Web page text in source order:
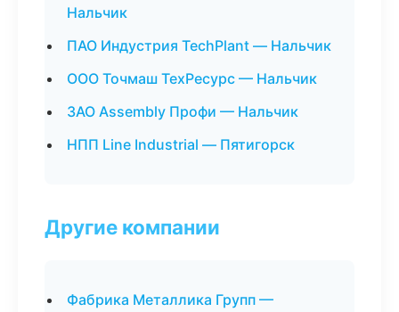
Нальчик
ПАО Индустрия TechPlant — Нальчик
ООО Точмаш ТехРесурс — Нальчик
ЗАО Assembly Профи — Нальчик
НПП Line Industrial — Пятигорск
Другие компании
Фабрика Металлика Групп —